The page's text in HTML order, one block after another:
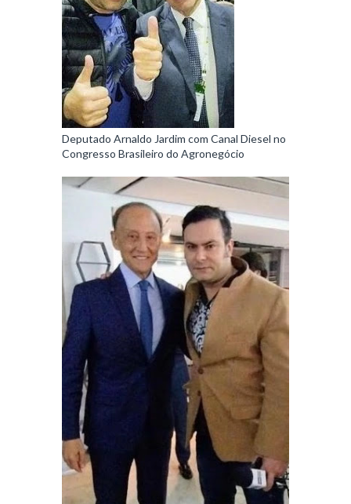
Deputado Arnaldo Jardim com Canal Diesel no
Congresso Brasileiro do Agronegócio